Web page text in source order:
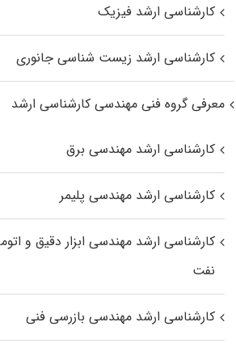
کارشناسی ارشد فیزیک
کارشناسی ارشد زیست‌ شناسی جانوری
معرفی گروه فنی مهندسی کارشناسی ارشد
کارشناسی ارشد مهندسی برق
کارشناسی ارشد مهندسی پلیمر
کارشناسی ارشد مهندسی ابزار دقیق و
نفت
کارشناسی ارشد مهندسی بازرسی فنی